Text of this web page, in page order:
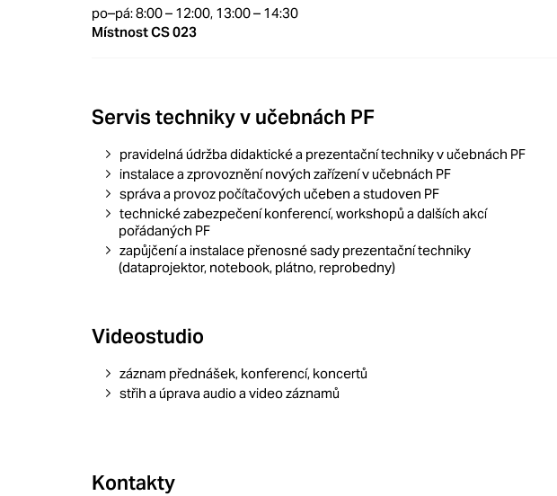
po–pá: 8:00 – 12:00, 13:00 – 14:30
Místnost CS 023
Servis techniky v učebnách PF
pravidelná údržba didaktické a prezentační techniky v učebnách PF
instalace a zprovoznění nových zařízení v učebnách PF
správa a provoz počítačových učeben a studoven PF
technické zabezpečení konferencí, workshopů a dalších akcí
pořádaných PF
zapůjčení a instalace přenosné sady prezentační techniky
(dataprojektor, notebook, plátno, reprobedny)
Videostudio
záznam přednášek, konferencí, koncertů
střih a úprava audio a video záznamů
Kontakty